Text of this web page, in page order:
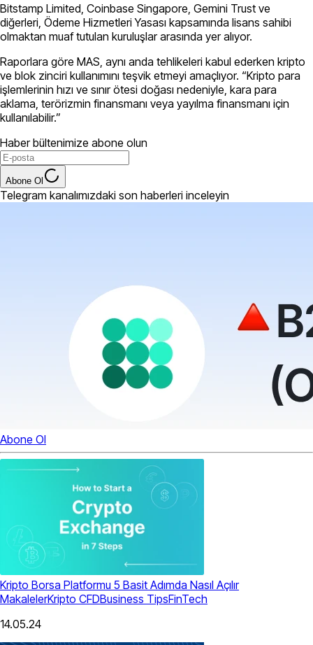
Bitstamp Limited, Coinbase Singapore, Gemini Trust ve
diğerleri, Ödeme Hizmetleri Yasası kapsamında lisans sahibi
olmaktan muaf tutulan kuruluşlar arasında yer alıyor.
Raporlara göre MAS, aynı anda tehlikeleri kabul ederken kripto
ve blok zinciri kullanımını teşvik etmeyi amaçlıyor. “Kripto para
işlemlerinin hızı ve sınır ötesi doğası nedeniyle, kara para
aklama, terörizmin finansmanı veya yayılma finansmanı için
kullanılabilir.”
Haber bültenimize abone olun
Abone Ol
Telegram kanalımızdaki son haberleri inceleyin
Abone Ol
Kripto Borsa Platformu 5 Basit Adımda Nasıl Açılır
MakalelerKripto CFDBusiness TipsFinTech
14.05.24